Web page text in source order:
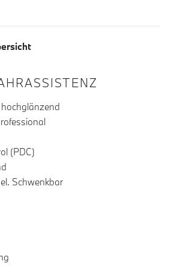
ÜBER DIE
(PDC)
Schwenkbar